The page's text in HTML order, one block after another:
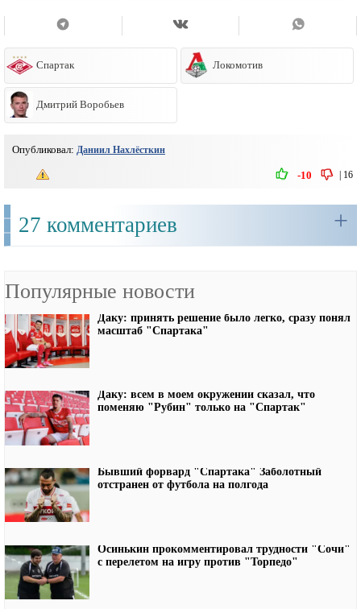
Спартак Локомотив
Дмитрий Воробьев
Опубликовал: Даниил Нахлёсткин
| 16
-10
27 комментариев +
Популярные новости
Даку: принять решение было легко, сразу понял
масштаб "Спартака"
Даку: всем в моем окружении сказал, что
поменяю "Рубин" только на "Спартак"
Бывший форвард "Спартака" Заболотный
отстранен от футбола на полгода
Осинькин прокомментировал трудности "Сочи"
с перелетом на игру против "Торпедо"